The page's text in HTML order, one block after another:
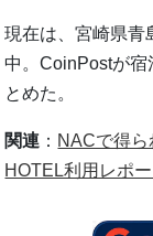
現在は、宮崎県青
中。CoinPostが宿
とめた。
関連 ： NACで得
HOTEL利用レポ